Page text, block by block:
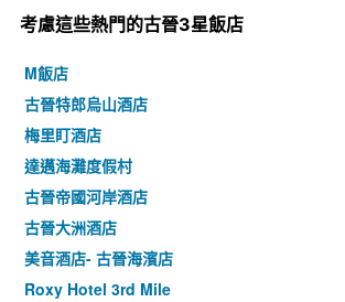
考慮這些熱門的古晉3星​飯店
M飯店
古晉特郎烏山酒店
梅里盯酒店
達邁海灘度假村
古晉帝國河岸酒店
古晉大洲酒店
美音酒店- 古晉海濱店
Roxy Hotel 3rd Mile